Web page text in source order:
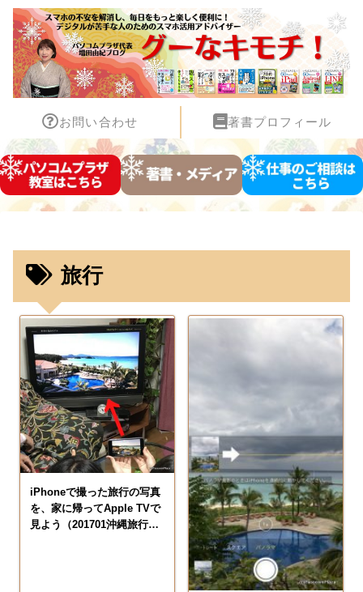
お問い合わせ 著書プロフィール
旅行
iPhoneで撮った旅行の写真
を、家に帰ってApple TVで
見よう（201701沖縄旅行・